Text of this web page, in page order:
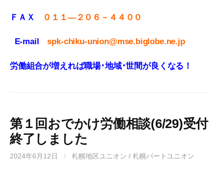
ＦＡＸ ０１１—２０６－４４００
E-mailspk-chiku-union@mse.biglobe.ne.jp
労働組合が増えれば職場･地域･世間が良くなる！
第１回おでかけ労働相談(6/29)受付
終了しました
2024年6月12日 / 札幌地区ユニオン / 札幌パートユニオン